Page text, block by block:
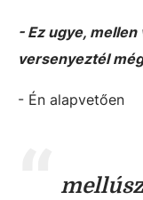
- Ez ugye,
versenyeztél
- Én alapvetően